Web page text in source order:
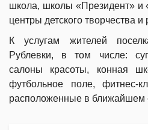
школа, школы «Президент» и
центры детского творчества и
К услугам жителей
Рублевки, в том числе:
салоны красоты, конная
футбольное поле, фитнес-
расположенные в ближайшем